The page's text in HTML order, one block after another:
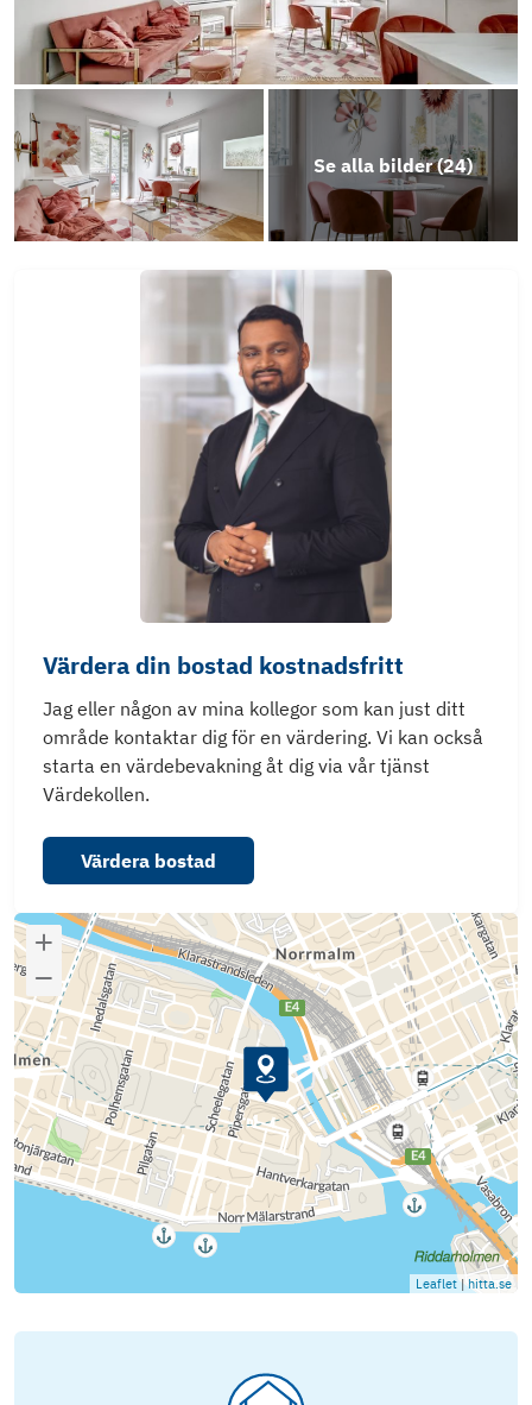
Se alla bilder (24)
Värdera din bostad kostnadsfritt
Jag eller någon av mina kollegor som kan just ditt
område kontaktar dig för en värdering. Vi kan också
starta en värdebevakning åt dig via vår tjänst
Värdekollen.
Värdera bostad
Leaflet | hitta.se